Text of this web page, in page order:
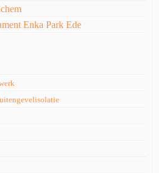
Enka Park Ede